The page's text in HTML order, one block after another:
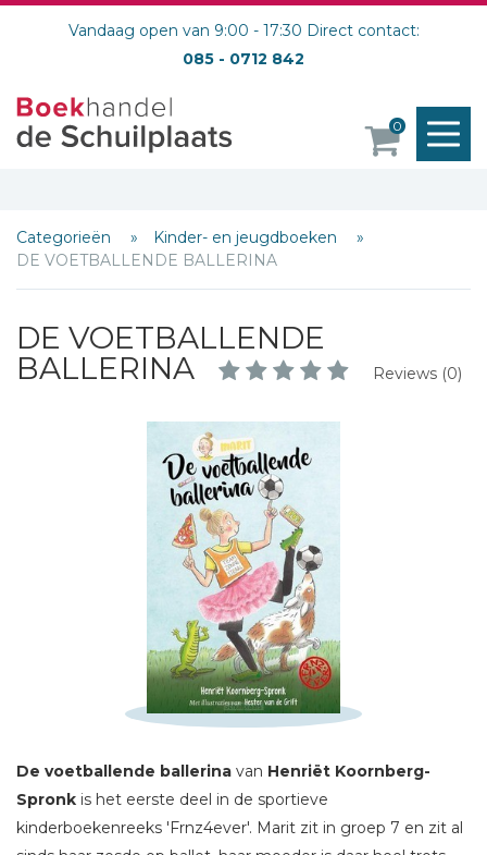
Vandaag open van 9:00 - 17:30 Direct contact:
085 - 0712 842
0
Categorieën
Kinder- en jeugdboeken
DE VOETBALLENDE BALLERINA
DE VOETBALLENDE
BALLERINA
Reviews (0)
De voetballende ballerina van Henriët Koornberg-
Spronk is het eerste deel in de sportieve
kinderboekenreeks 'Frnz4ever'. Marit zit in groep 7 en zit al
Schrijf hieronder je review!
Titel *